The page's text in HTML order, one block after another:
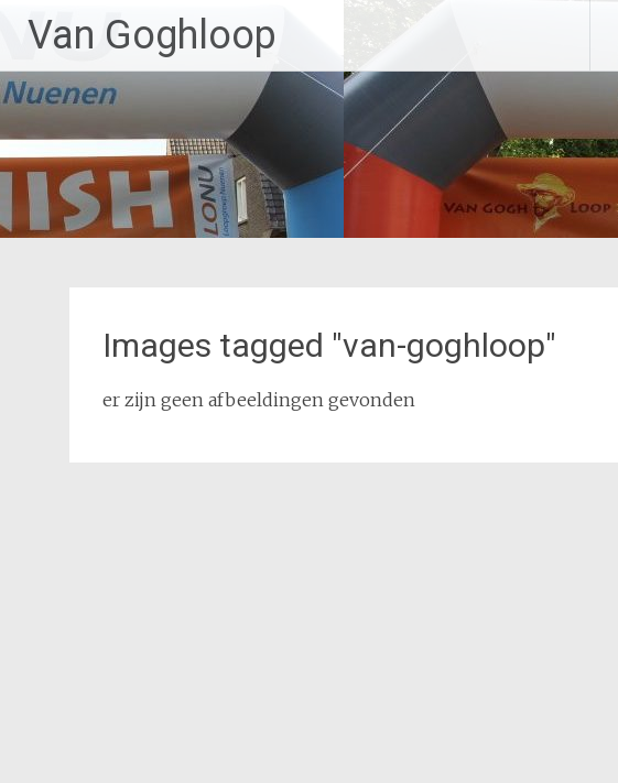
inhoud
springen
Van Goghloop
Images tagged "van-goghloop"
er zijn geen afbeeldingen gevonden